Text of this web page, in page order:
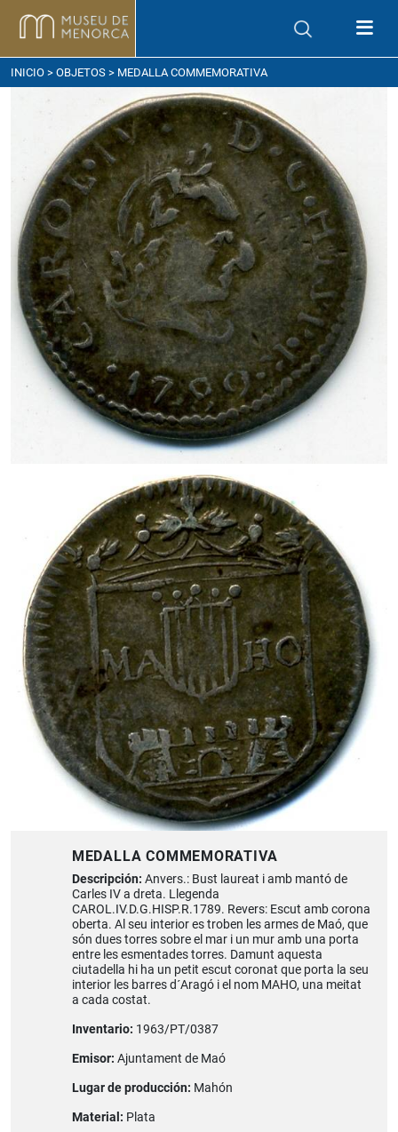
llegar
INICIO > OBJETOS > MEDALLA COMMEMORATIVA
MEDALLA COMMEMORATIVA
Descripción: Anvers.: Bust laureat i amb mantó de
Carles IV a dreta. Llegenda
CAROL.IV.D.G.HISP.R.1789. Revers: Escut amb corona
oberta. Al seu interior es troben les armes de Maó, que
són dues torres sobre el mar i un mur amb una porta
entre les esmentades torres. Damunt aquesta
ciutadella hi ha un petit escut coronat que porta la seu
interior les barres d´Aragó i el nom MAHO, una meitat
a cada costat.
Inventario: 1963/PT/0387
Emisor: Ajuntament de Maó
Lugar de producción: Mahón
Material: Plata